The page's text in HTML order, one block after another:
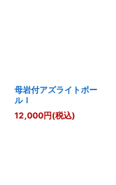
母岩付アズライトボー
ルＩ
12,000円(税込)